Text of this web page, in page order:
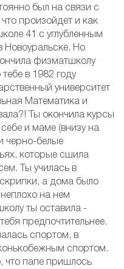
был на связи с
произойдет и как
41 с углубленным
Новоуральске. Но
физматшколу
в 1982 году
университет
Математика и
Ты окончила курсы
и маме (внизу на
черно-белые
которые сшила
Ты училась в
а дома было
на нем
ты оставила -
предпочтительнее.
спортом, в
спортом.
что папе пришлось